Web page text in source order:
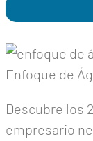
Enfoque de
Descubre los
empresario